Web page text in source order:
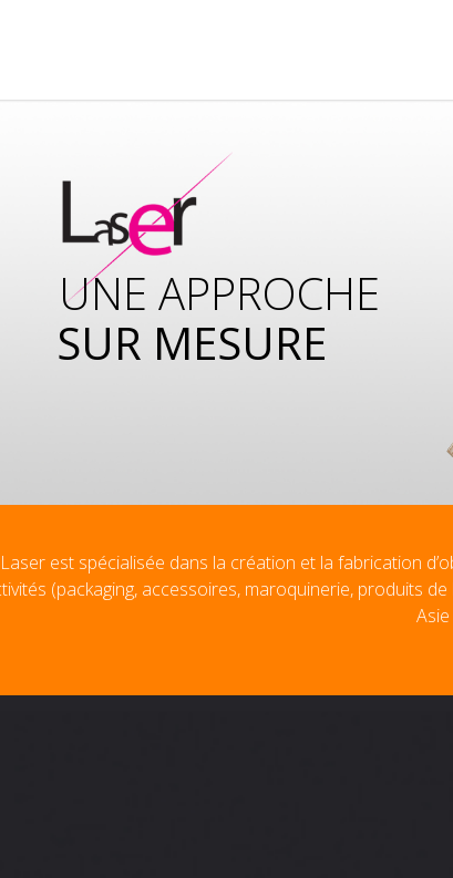
SUR MESURE
UNE APPROCHE
est spécialisée dans la création et la fabrication
(packaging, accessoires, maroquinerie, produits